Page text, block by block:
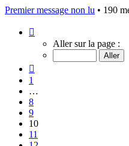
Premier message non lu • 190
10
sur
Aller sur la page :
1
…
8
9
10
11